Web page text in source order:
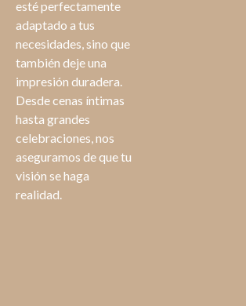
esté perfectamente
adaptado a tus
necesidades, sino que
también deje una
impresión duradera.
Desde cenas íntimas
hasta grandes
celebraciones, nos
aseguramos de que tu
visión se haga
realidad.